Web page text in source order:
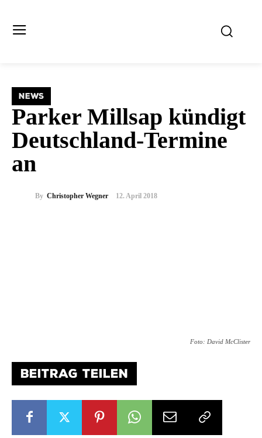
NEWS
Parker Millsap kündigt
Deutschland-Termine
an
By Christopher Wegner 12. April 2018
Foto: David McClister
BEITRAG TEILEN